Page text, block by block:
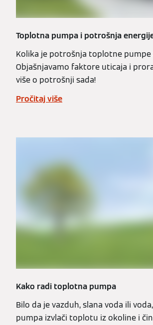
Toplotna pumpa i potrošnja
Kolika je potrošnja toplotne pumpe
Objašnjavamo faktore uticaja i
više o potrošnji sada!
Pročitaj više
Kako radi toplotna pumpa
Bilo da je vazduh, slana voda ili
pumpa izvlači toplotu iz okoline i